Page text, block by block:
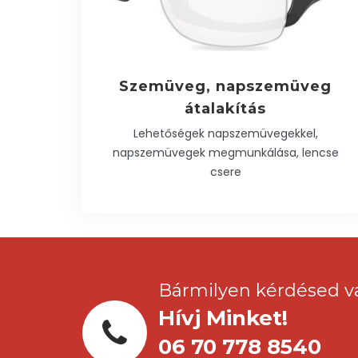
Szemüveg, napszemüveg
átalakítás
Lehetőségek napszemüvegekkel,
napszemüvegek megmunkálása, lencse
csere
Bármilyen kérdésed
Hívj Minket!
06 70 778 8540